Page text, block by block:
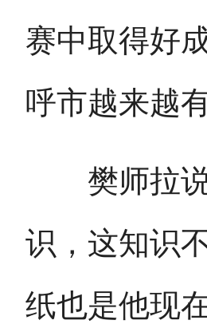
赛中取得好
呼市越来越
樊师拉说
识，这知识
纸也是他现